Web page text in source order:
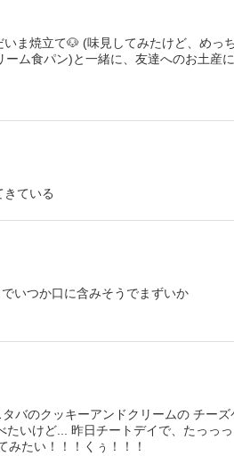
ま焼立て🐶 (味見してみたけど、めっ
ム食パン)と一緒に、友達へのお土産
ている
いつか口に含みそうでまずいか
バのクッキーアンドクリームの チー
いけど... 昨日チートデイで、たっっ
みたい！！！くぅ！！！